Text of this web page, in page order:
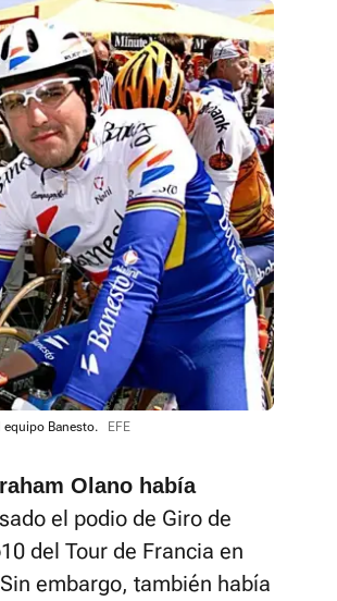
Banesto. EFE
Olano había
el podio de Giro de
del Tour de Francia en
embargo, también había